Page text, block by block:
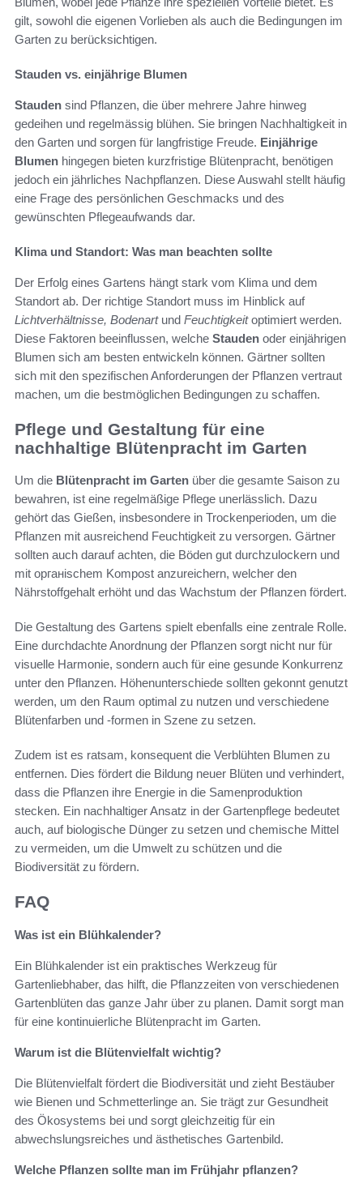
gilt, sowohl die eigenen Vorlieben als auch die Bedingungen im
Garten zu berücksichtigen.
Stauden vs. einjährige Blumen
Stauden sind Pflanzen, die über mehrere Jahre hinweg
gedeihen und regelmässig blühen. Sie bringen Nachhaltigkeit in
den Garten und sorgen für langfristige Freude. Einjährige
Blumen hingegen bieten kurzfristige Blütenpracht, benötigen
jedoch ein jährliches Nachpflanzen. Diese Auswahl stellt häufig
eine Frage des persönlichen Geschmacks und des
gewünschten Pflegeaufwands dar.
Klima und Standort: Was man beachten sollte
Der Erfolg eines Gartens hängt stark vom Klima und dem
Standort ab. Der richtige Standort muss im Hinblick auf
Lichtverhältnisse, Bodenartund Feuchtigkeitoptimiert werden.
Diese Faktoren beeinflussen, welche Stauden oder einjährigen
Blumen sich am besten entwickeln können. Gärtner sollten
sich mit den spezifischen Anforderungen der Pflanzen vertraut
machen, um die bestmöglichen Bedingungen zu schaffen.
Pflege und Gestaltung für eine
nachhaltige Blütenpracht im Garten
Um die Blütenpracht im Garten über die gesamte Saison zu
bewahren, ist eine regelmäßige Pflege unerlässlich. Dazu
gehört das Gießen, insbesondere in Trockenperioden, um die
Pflanzen mit ausreichend Feuchtigkeit zu versorgen. Gärtner
sollten auch darauf achten, die Böden gut durchzulockern und
mit органischem Kompost anzureichern, welcher den
Nährstoffgehalt erhöht und das Wachstum der Pflanzen fördert.
Die Gestaltung des Gartens spielt ebenfalls eine zentrale Rolle.
Eine durchdachte Anordnung der Pflanzen sorgt nicht nur für
visuelle Harmonie, sondern auch für eine gesunde Konkurrenz
unter den Pflanzen. Höhenunterschiede sollten gekonnt genutzt
werden, um den Raum optimal zu nutzen und verschiedene
Blütenfarben und -formen in Szene zu setzen.
Zudem ist es ratsam, konsequent die Verblühten Blumen zu
entfernen. Dies fördert die Bildung neuer Blüten und verhindert,
dass die Pflanzen ihre Energie in die Samenproduktion
stecken. Ein nachhaltiger Ansatz in der Gartenpflege bedeutet
auch, auf biologische Dünger zu setzen und chemische Mittel
zu vermeiden, um die Umwelt zu schützen und die
Biodiversität zu fördern.
FAQ
Was ist ein Blühkalender?
Ein Blühkalender ist ein praktisches Werkzeug für
Gartenliebhaber, das hilft, die Pflanzzeiten von verschiedenen
Gartenblüten das ganze Jahr über zu planen. Damit sorgt man
für eine kontinuierliche Blütenpracht im Garten.
Warum ist die Blütenvielfalt wichtig?
Die Blütenvielfalt fördert die Biodiversität und zieht Bestäuber
wie Bienen und Schmetterlinge an. Sie trägt zur Gesundheit
des Ökosystems bei und sorgt gleichzeitig für ein
abwechslungsreiches und ästhetisches Gartenbild.
Welche Pflanzen sollte man im Frühjahr pflanzen?